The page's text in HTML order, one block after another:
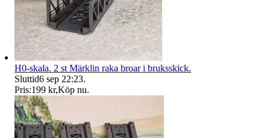
H0-skala. 2 st Märklin raka broar i bruksskick.
Sluttid6 sep 22:23.
Pris:199 kr,Köp nu.